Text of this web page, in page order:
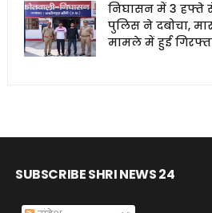
निघासन में 3 हफ्ते
पुलिस ने दबोचा,
मामले में हुई
SUBSCRIBE SHRI NEWS 24